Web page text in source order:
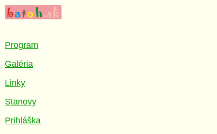
Program
Galéria
Linky
Stanovy
Prihláška